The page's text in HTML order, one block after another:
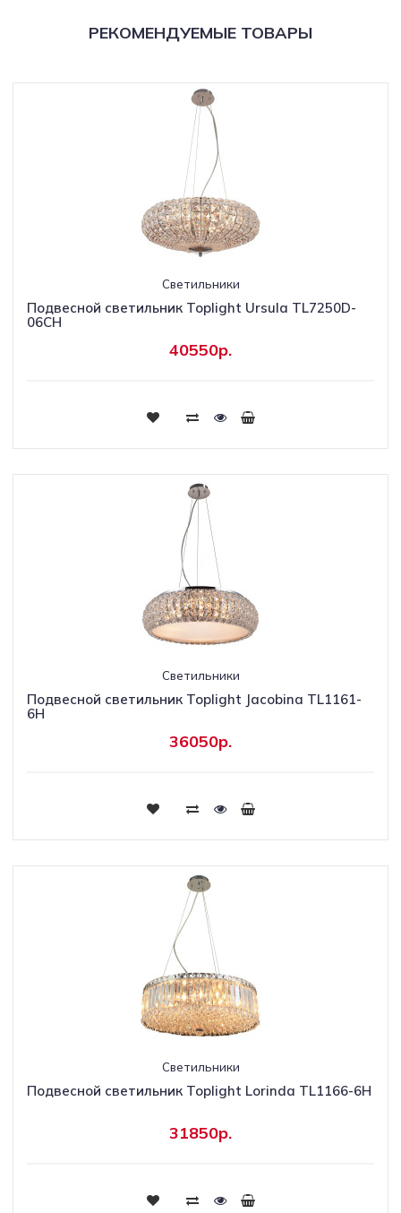
РЕКОМЕНДУЕМЫЕ ТОВАРЫ
Светильники
Подвесной светильник Toplight Ursula TL7250D-
06CH
40550р.
Светильники
Подвесной светильник Toplight Jacobina TL1161-
6H
36050р.
Светильники
Подвесной светильник Toplight Lorinda TL1166-6H
31850р.